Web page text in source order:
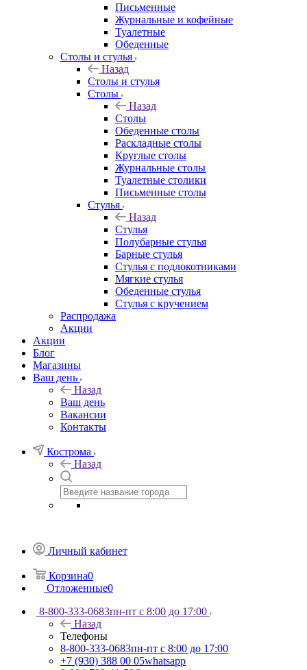
Письменные
Журнальные и кофейные
Туалетные
Обеденные
Столы и стулья
Назад
Столы и стулья
Столы
Назад
Столы
Обеденные столы
Раскладные столы
Круглые столы
Журнальные столы
Туалетные столики
Письменные столы
Стулья
Назад
Стулья
Полубарные стулья
Барные стулья
Стулья с подлокотниками
Мягкие стулья
Обеденные стулья
Стулья с кручением
Распродажа
Акции
Акции
Блог
Магазины
Ваш день
Назад
Ваш день
Вакансии
Контакты
Кострома
Назад
Личный кабинет
Корзина0
Отложенные0
8-800-333-0683пн-пт с 8:00 до 17:00
Назад
Телефоны
8-800-333-0683пн-пт с 8:00 до 17:00
+7 (930) 388 00 05whatsapp